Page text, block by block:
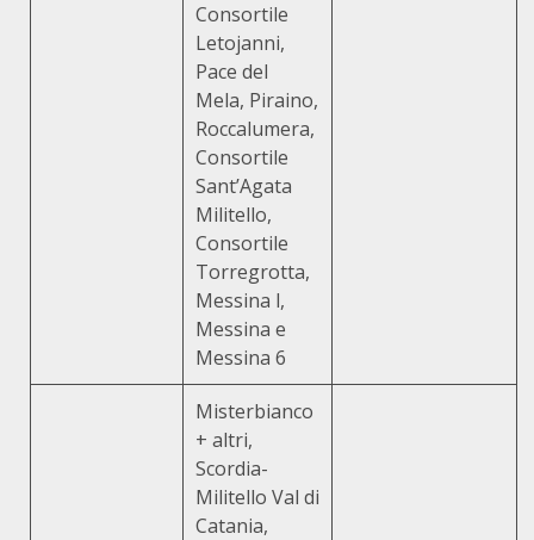
Consortile
Letojanni,
Pace del
Mela, Piraino,
Roccalumera,
Consortile
Sant’Agata
Militello,
Consortile
Torregrotta,
Messina l,
Messina e
Messina 6
Misterbianco
+ altri,
Scordia-
Militello Val di
Catania,